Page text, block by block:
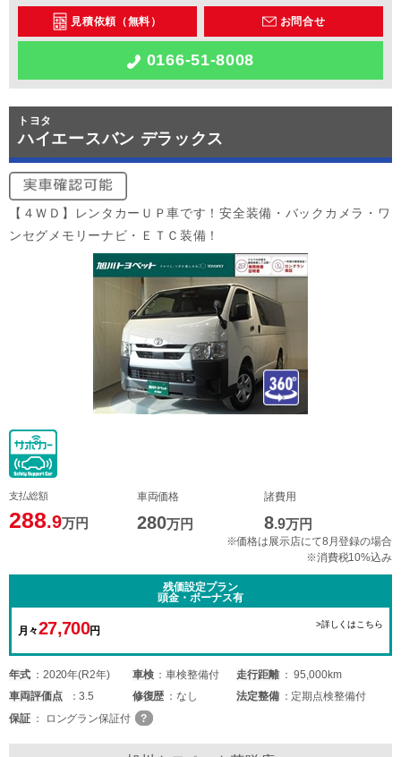
見積依頼（無料） お問合せ
0166-51-8008
トヨタ
ハイエースバン デラックス
【４ＷＤ】レンタカーＵＰ車です！安全装備・バックカメラ・ワ
ンセグメモリーナビ・ＥＴＣ装備！
支払総額
288.9万円
車両価格
280万円
諸費用
8.9万円
※価格は展示店にて8月登録の場合
※消費税10%込み
残価設定プラン
頭金・ボーナス有
月々27,700円
>詳しくはこちら
年式 2020年(R2年) 車検 車検整備付 走行距離
95,000km
車両評価点 3.5 修復歴 なし 法定整備
定期点検整備付
保証
ロングラン保証付